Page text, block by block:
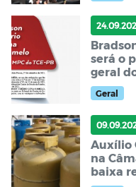
será o
geral
tce-PB.
Geral
Auxílio
na
baixa